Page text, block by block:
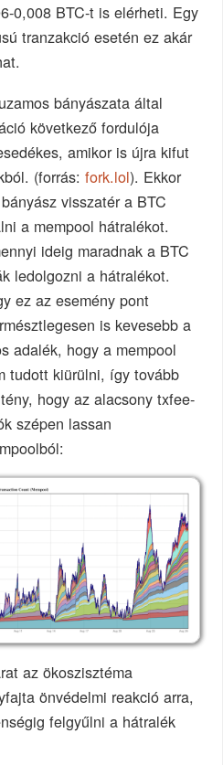
0,008 BTC-t is elérheti. Egy
tranzakció esetén ez akár
bányászata által
következő fordulója
amikor is újra kifut
(forrás:fork.lol). Ekkor
visszatér a BTC
a mempool hátralékot.
ideig maradnak a BTC
ledolgozni a hátralékot.
ez az esemény pont
is kevesebb a
adalék, hogy a mempool
tudott kiürülni, így tovább
hogy az alacsony txfee-
szépen lassan
az ökoszisztéma
önvédelmi reakció arra,
felgyűlni a hátralék